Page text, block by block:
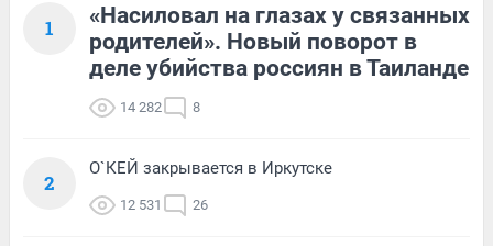
1
«Насиловал на глазах у связанных
родителей». Новый поворот в
деле убийства россиян в Таиланде
14 282 8
2
О`КЕЙ закрывается в Иркутске
12 531 26